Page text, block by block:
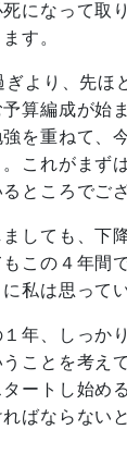
になって取
す。
より、先ほ
算編成が始
を重ねて、
これがまず
ところでご
しても、下
この４年間
私は思って
年、しっか
ことを考え
ートし始め
ばならない